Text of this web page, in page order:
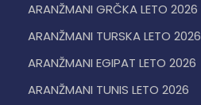
ARANŽMANI GRČKA LETO 2026
ARANŽMANI TURSKA LETO 2026
ARANŽMANI EGIPAT LETO 2026
ARANŽMANI TUNIS LETO 2026